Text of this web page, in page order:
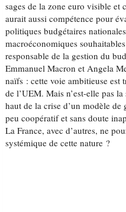
sages de la zone euro visible et
aurait aussi compétence pour
politiques budgétaires
macroéconomiques
responsable de la gestion du
Emmanuel Macron et Angela
naïfs : cette voie ambitieuse est
de l’UEM. Mais n’est-elle pas
haut de la crise d’un modèle
peu coopératif et sans doute
La France, avec d’autres, ne
systémique de cette nature ?